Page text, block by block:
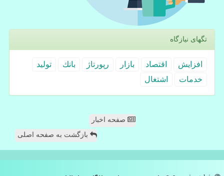
تگهای نیازگاه
افزایش اقتصاد بازار رپورتاژ بانك
تولید
خدمات
اشتغال
صفحه اخبار
بازگشت به صفحه اصلی